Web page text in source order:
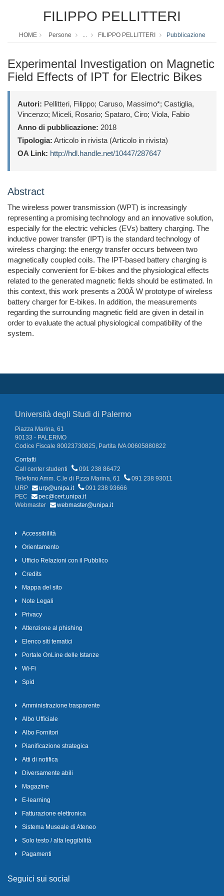
FILIPPO PELLITTERI
HOME Persone ... FILIPPO PELLITTERI Pubblicazione
Experimental Investigation on Magnetic
Field Effects of IPT for Electric Bikes
Autori: Pellitteri, Filippo; Caruso, Massimo*; Castiglia,
Vincenzo; Miceli, Rosario; Spataro, Ciro; Viola, Fabio
Anno di pubblicazione: 2018
Tipologia: Articolo in rivista (Articolo in rivista)
OA Link: http://hdl.handle.net/10447/287647
Abstract
The wireless power transmission (WPT) is increasingly
representing a promising technology and an innovative solution,
especially for the electric vehicles (EVs) battery charging. The
inductive power transfer (IPT) is the standard technology of
wireless charging: the energy transfer occurs between two
magnetically coupled coils. The IPT-based battery charging is
especially convenient for E-bikes and the physiological effects
related to the generated magnetic fields should be estimated. In
this context, this work presents a 200Â W prototype of wireless
battery charger for E-bikes. In addition, the measurements
regarding the surrounding magnetic field are given in detail in
order to evaluate the actual physiological compatibility of the
system.
Università degli Studi di Palermo
Piazza Marina, 61
90133 - PALERMO
Codice Fiscale 80023730825, Partita IVA 00605880822
Contatti
Call center studenti
091 238 86472
Telefono Amm. C.le di P.zza Marina, 61
091 238 93011
URP
urp@unipa.it
091 238 93666
PEC
pec@cert.unipa.it
Webmaster
webmaster@unipa.it
Accessibilità
Orientamento
Ufficio Relazioni con il Pubblico
Credits
Mappa del sito
Note Legali
Privacy
Attenzione al phishing
Elenco siti tematici
Portale OnLine delle Istanze
Wi-Fi
Spid
Amministrazione trasparente
Albo Ufficiale
Albo Fornitori
Pianificazione strategica
Atti di notifica
Diversamente abili
Magazine
E-learning
Fatturazione elettronica
Sistema Museale di Ateneo
Solo testo / alta leggibilità
Pagamenti
Seguici sui social